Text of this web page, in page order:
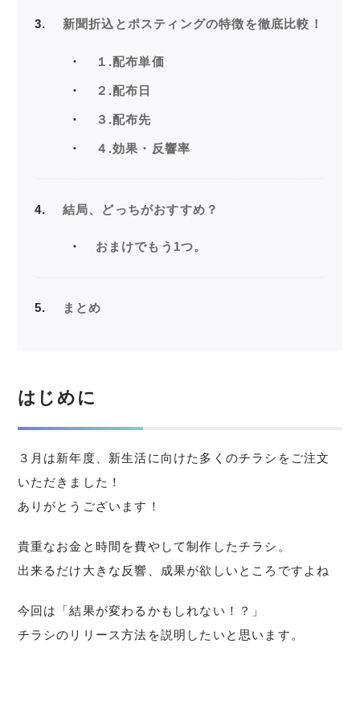
3 新聞折込とポスティングの特徴を徹底比較！
１.配布単価
２.配布日
３.配布先
４.効果・反響率
4 結局、どっちがおすすめ？
おまけでもう1つ。
5 まとめ
はじめに
３月は新年度、新生活に向けた多くのチラシをご注文
いただきました！
ありがとうございます！
貴重なお金と時間を費やして制作したチラシ。
出来るだけ大きな反響、成果が欲しいところですよね
今回は「結果が変わるかもしれない！？」
チラシのリリース方法を説明したいと思います。